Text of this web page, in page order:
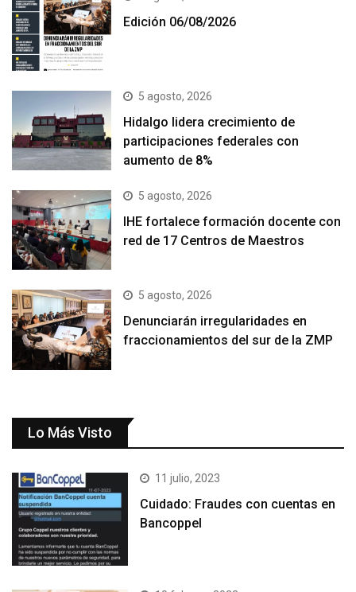
Edición 06/08/2026
5 agosto, 2026
Hidalgo lidera crecimiento de
participaciones federales con
aumento de 8%
5 agosto, 2026
IHE fortalece formación docente con
red de 17 Centros de Maestros
5 agosto, 2026
Denunciarán irregularidades en
fraccionamientos del sur de la ZMP
Lo Más Visto
11 julio, 2023
Cuidado: Fraudes con cuentas en
Bancoppel